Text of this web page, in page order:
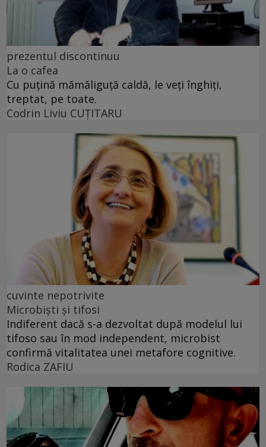
prezentul discontinuu
La o cafea
Cu puţină mămăliguţă caldă, le veţi înghiţi,
treptat, pe toate.
Codrin Liviu CUŢITARU
cuvinte nepotrivite
Microbiști și tifosi
Indiferent dacă s-a dezvoltat după modelul lui
tifoso sau în mod independent, microbist
confirmă vitalitatea unei metafore cognitive.
Rodica ZAFIU